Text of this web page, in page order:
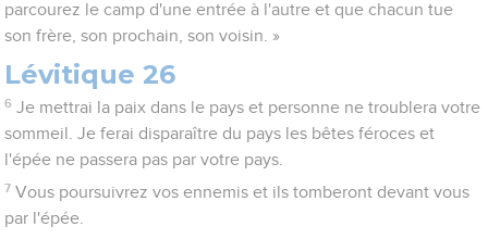
parcourez le camp d'une entrée à l'autre et que chacun tue
son frère, son prochain, son voisin. »
Lévitique 26
6 Je mettrai la paix dans le pays et personne ne troublera votre
sommeil. Je ferai disparaître du pays les bêtes féroces et
l'épée ne passera pas par votre pays.
7 Vous poursuivrez vos ennemis et ils tomberont devant vous
par l'épée.